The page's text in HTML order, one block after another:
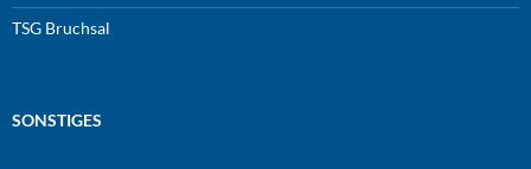
TSG Bruchsal
SONSTIGES